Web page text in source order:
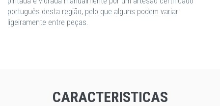
português desta região, pelo que alguns podem variar
ligeiramente entre peças.
CARACTERISTICAS